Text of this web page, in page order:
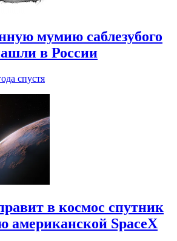
мумию саблезубого
в России
спустя
в космос спутник
американской SpaceX